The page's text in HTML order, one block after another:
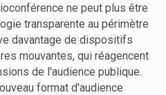
ne peut plus être
transparente au périmètre
davantage de dispositifs
mouvantes, qui réagencent
de l'audience publique.
format d'audience